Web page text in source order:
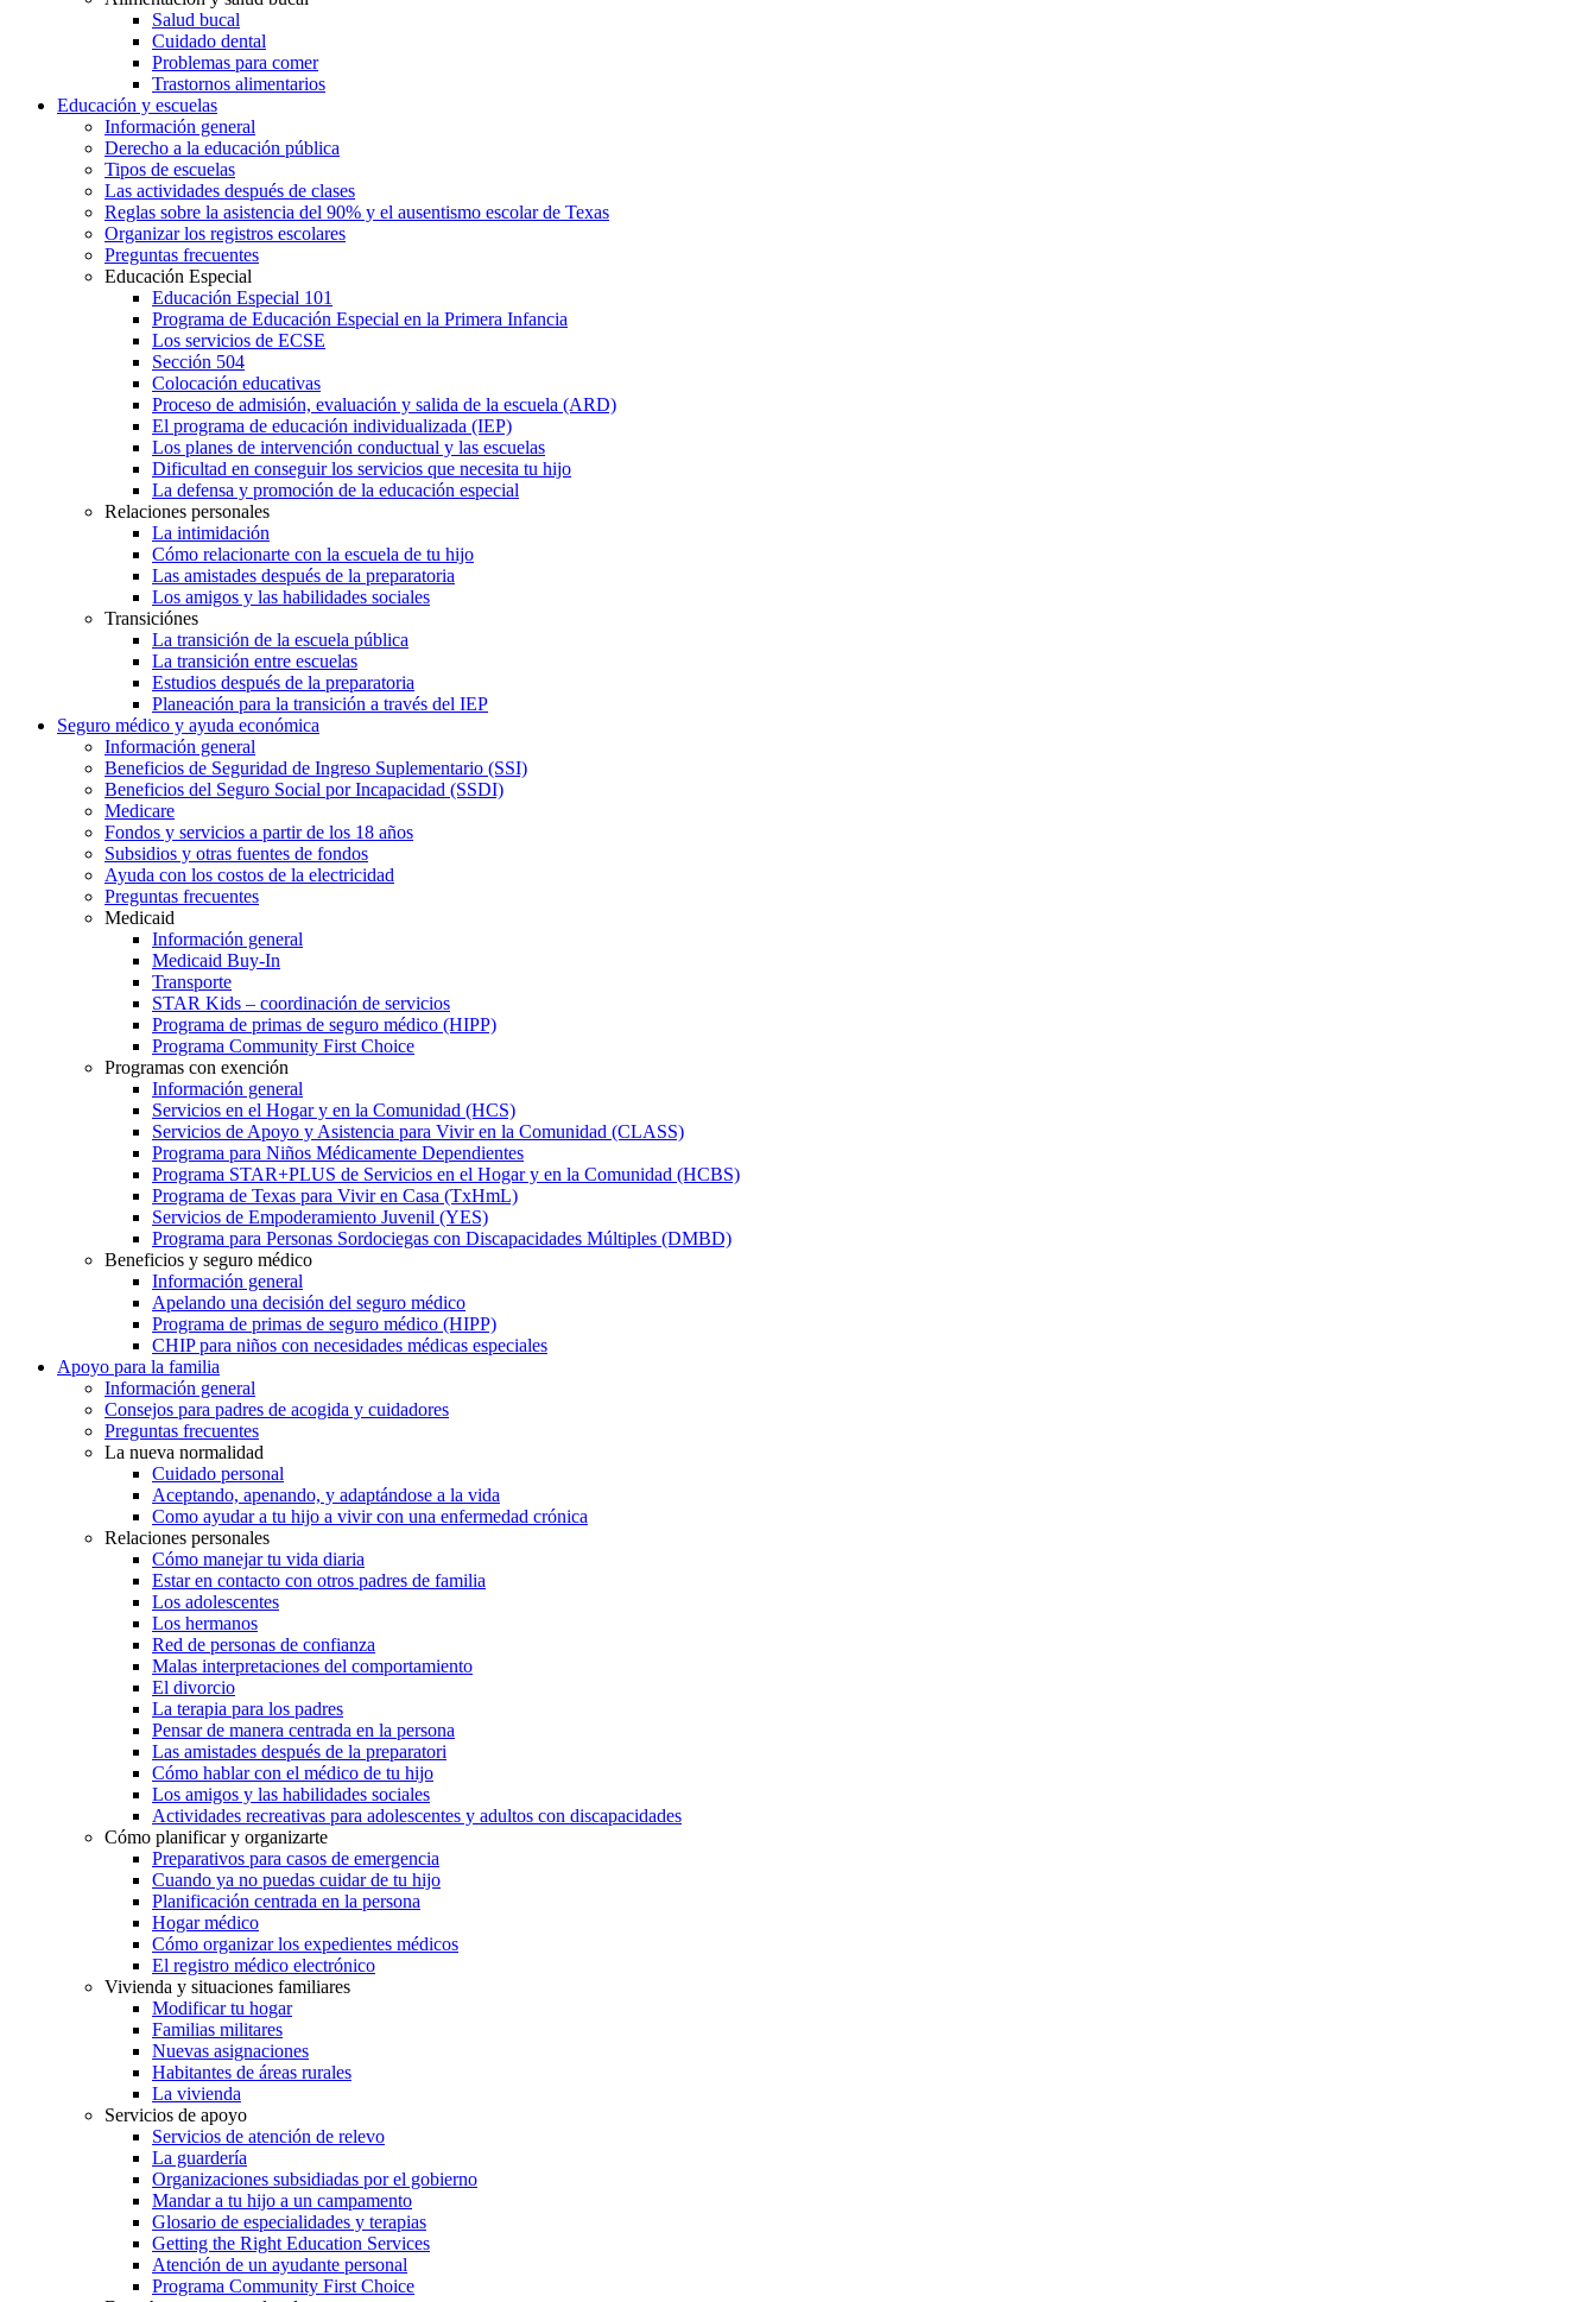
Salud bucal
Cuidado dental
Problemas para comer
Trastornos alimentarios
Educación y escuelas
Información general
Derecho a la educación pública
Tipos de escuelas
Las actividades después de clases
Reglas sobre la asistencia del 90% y el ausentismo escolar de Texas
Organizar los registros escolares
Preguntas frecuentes
Educación Especial
Educación Especial 101
Programa de Educación Especial en la Primera Infancia
Los servicios de ECSE
Sección 504
Colocación educativas
Proceso de admisión, evaluación y salida de la escuela (ARD)
El programa de educación individualizada (IEP)
Los planes de intervención conductual y las escuelas
Dificultad en conseguir los servicios que necesita tu hijo
La defensa y promoción de la educación especial
Relaciones personales
La intimidación
Cómo relacionarte con la escuela de tu hijo
Las amistades después de la preparatoria
Los amigos y las habilidades sociales
Transiciónes
La transición de la escuela pública
La transición entre escuelas
Estudios después de la preparatoria
Planeación para la transición a través del IEP
Seguro médico y ayuda económica
Información general
Beneficios de Seguridad de Ingreso Suplementario (SSI)
Beneficios del Seguro Social por Incapacidad (SSDI)
Medicare
Fondos y servicios a partir de los 18 años
Subsidios y otras fuentes de fondos
Ayuda con los costos de la electricidad
Preguntas frecuentes
Medicaid
Información general
Medicaid Buy-In
Transporte
STAR Kids – coordinación de servicios
Programa de primas de seguro médico (HIPP)
Programa Community First Choice
Programas con exención
Información general
Servicios en el Hogar y en la Comunidad (HCS)
Servicios de Apoyo y Asistencia para Vivir en la Comunidad (CLASS)
Programa para Niños Médicamente Dependientes
Programa STAR+PLUS de Servicios en el Hogar y en la Comunidad (HCBS)
Programa de Texas para Vivir en Casa (TxHmL)
Servicios de Empoderamiento Juvenil (YES)
Programa para Personas Sordociegas con Discapacidades Múltiples (DMBD)
Beneficios y seguro médico
Información general
Apelando una decisión del seguro médico
Programa de primas de seguro médico (HIPP)
CHIP para niños con necesidades médicas especiales
Apoyo para la familia
Información general
Consejos para padres de acogida y cuidadores
Preguntas frecuentes
La nueva normalidad
Cuidado personal
Aceptando, apenando, y adaptándose a la vida
Como ayudar a tu hijo a vivir con una enfermedad crónica
Relaciones personales
Cómo manejar tu vida diaria
Estar en contacto con otros padres de familia
Los adolescentes
Los hermanos
Red de personas de confianza
Malas interpretaciones del comportamiento
El divorcio
La terapia para los padres
Pensar de manera centrada en la persona
Las amistades después de la preparatori
Cómo hablar con el médico de tu hijo
Los amigos y las habilidades sociales
Actividades recreativas para adolescentes y adultos con discapacidades
Cómo planificar y organizarte
Preparativos para casos de emergencia
Cuando ya no puedas cuidar de tu hijo
Planificación centrada en la persona
Hogar médico
Cómo organizar los expedientes médicos
El registro médico electrónico
Vivienda y situaciones familiares
Modificar tu hogar
Familias militares
Nuevas asignaciones
Habitantes de áreas rurales
La vivienda
Servicios de apoyo
Servicios de atención de relevo
La guardería
Organizaciones subsidiadas por el gobierno
Mandar a tu hijo a un campamento
Glosario de especialidades y terapias
Getting the Right Education Services
Atención de un ayudante personal
Programa Community First Choice